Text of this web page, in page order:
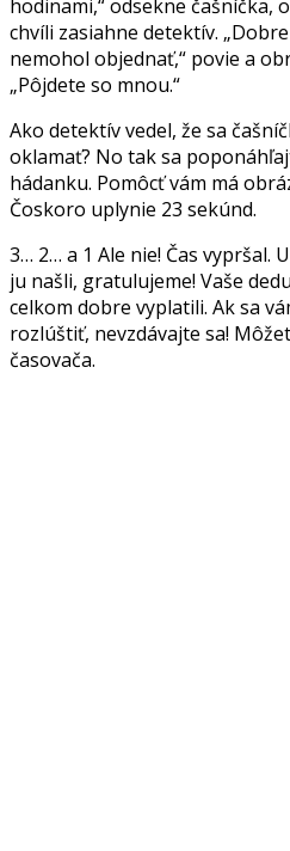
hodinami,“ odsekne čašníčka,
chvíli zasiahne detektív.
nemohol objednať,“ povie a
„Pôjdete so mnou.“
Ako detektív vedel, že sa
oklamať? No tak sa
hádanku. Pomôcť vám má
Čoskoro uplynie 23 sekúnd.
3… 2… a 1 Ale nie! Čas vypršal.
ju našli, gratulujeme! Vaše
celkom dobre vyplatili. Ak sa
rozlúštiť, nevzdávajte sa!
časovača.